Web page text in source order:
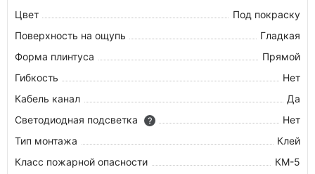
Цвет
Под покраску
Поверхность на ощупь
Гладкая
Форма плинтуса
Прямой
Гибкость
Нет
Кабель канал
Да
Светодиодная подсветка
?
Нет
Тип монтажа
Клей
Класс пожарной опасности
КМ-5